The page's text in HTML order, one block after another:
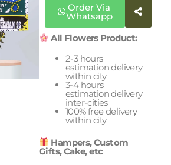
RP725.000.
Order Via
Whatsapp
All Flowers Product:
2-3 hours
estimation delivery
within city
3-4 hours
estimation delivery
inter-cities
100% free delivery
within city
Hampers, Custom
Gifts, Cake, etc